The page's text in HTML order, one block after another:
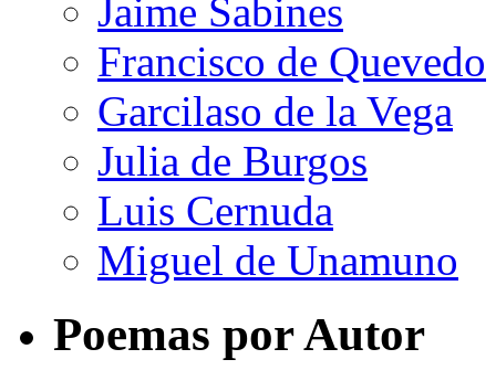
Jaime Sabines
Francisco de Quevedo
Garcilaso de la Vega
Julia de Burgos
Luis Cernuda
Miguel de Unamuno
Poemas por Autor